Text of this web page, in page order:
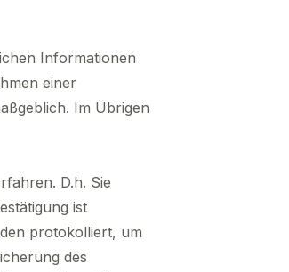
Informationen
einer
Im Übrigen
D.h. Sie
ist
protokolliert, um
des